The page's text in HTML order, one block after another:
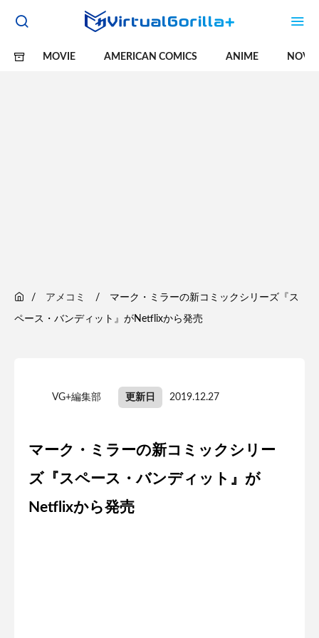
MOVIE AMERICAN COMICS ANIME
アメコミ マーク・ミラーの新コミックシリーズ『ス
ペース・バンディット』がNetflixから発売
VG+編集部 更新日 2019.12.27
マーク・ミラーの新コミックシリー
ズ『スペース・バンディット』が
Netflixから発売